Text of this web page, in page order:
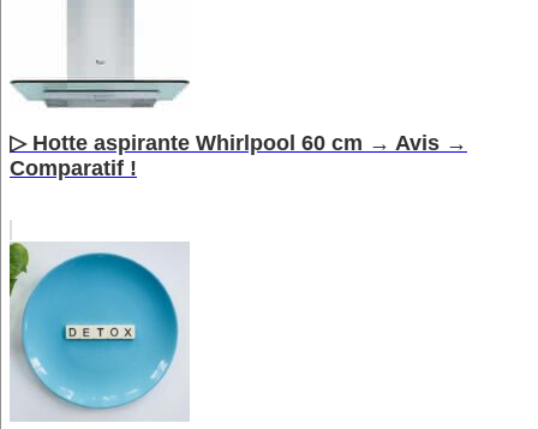
▷ Hotte aspirante Whirlpool 60 cm → Avis →
Comparatif !